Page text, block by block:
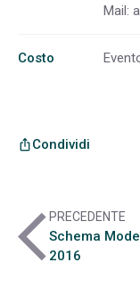
Mail:
Costo
ios_shareCondividi
arrow_back_iosPRECEDENTE
Schema
2016